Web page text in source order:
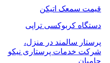
قیمت سمعک اتیکن
دستگاه کربوکسی تراپی
پرستار سالمند در منزل،
شرکت خدمات پرستاری نیکو
حامیان